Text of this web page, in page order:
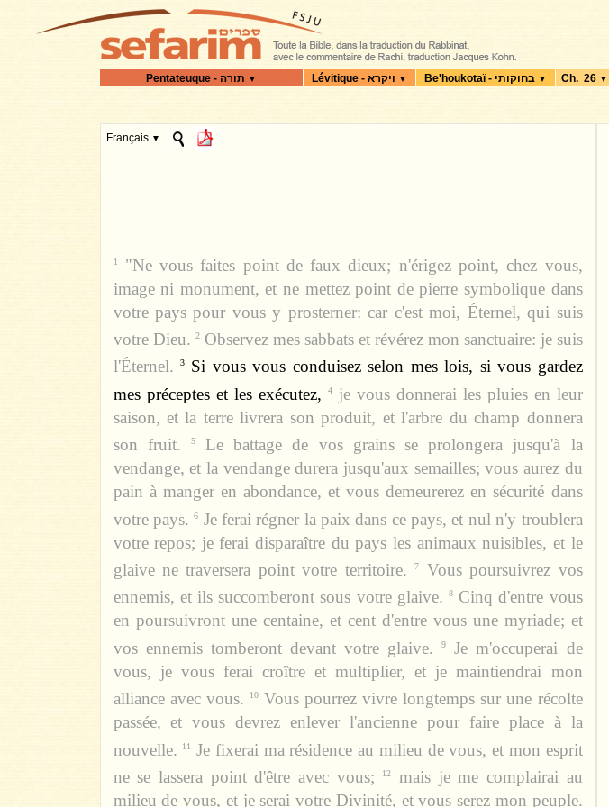
▼ ▼ Be'houkotaï - בחוקותי ▼ Ch. 26 ▼
Français ▼
1
"Ne vous faites point de faux dieux; n'érigez point, chez vous,
image ni monument, et ne mettez point de pierre symbolique dans
votre pays pour vous y prosterner: car c'est moi, Éternel, qui suis
votre Dieu. 2 Observez mes sabbats et révérez mon sanctuaire: je suis
l'Éternel.
3
Si vous vous conduisez selon mes lois, si vous gardez
mes préceptes et les exécutez,
4
je vous donnerai les pluies en leur
saison, et la terre livrera son produit, et l'arbre du champ donnera
son fruit.
5
Le battage de vos grains se prolongera jusqu'à la
vendange, et la vendange durera jusqu'aux semailles; vous aurez du
pain à manger en abondance, et vous demeurerez en sécurité dans
votre pays. 6 Je ferai régner la paix dans ce pays, et nul n'y troublera
votre repos; je ferai disparaître du pays les animaux nuisibles, et le
glaive ne traversera point votre territoire.
7
Vous poursuivrez vos
ennemis, et ils succomberont sous votre glaive.
8
Cinq d'entre vous
en poursuivront une centaine, et cent d'entre vous une myriade; et
vos ennemis tomberont devant votre glaive.
9
Je m'occuperai de
vous, je vous ferai croître et multiplier, et je maintiendrai mon
alliance avec vous.
10 Vous pourrez vivre longtemps sur une récolte
passée, et vous devrez enlever l'ancienne pour faire place à la
nouvelle.
11
Je fixerai ma résidence au milieu de vous, et mon esprit
ne se lassera point d'être avec vous;
12
mais je me complairai au
milieu de vous, et je serai votre Divinité, et vous serez mon peuple.